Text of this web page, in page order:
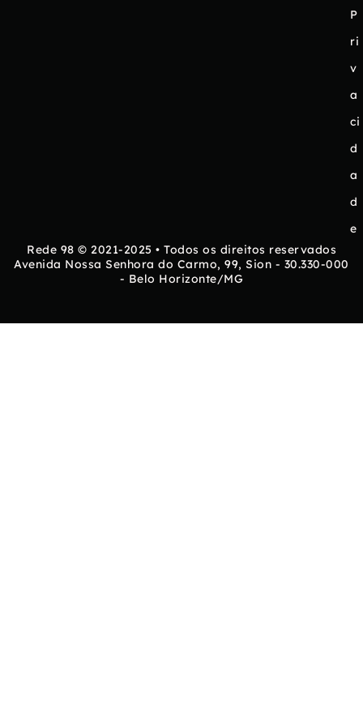
P
ri
v
a
ci
d
a
d
e
Rede 98 © 2021-2025 • Todos os direitos reservados
Avenida Nossa Senhora do Carmo, 99, Sion - 30.330-000
- Belo Horizonte/MG